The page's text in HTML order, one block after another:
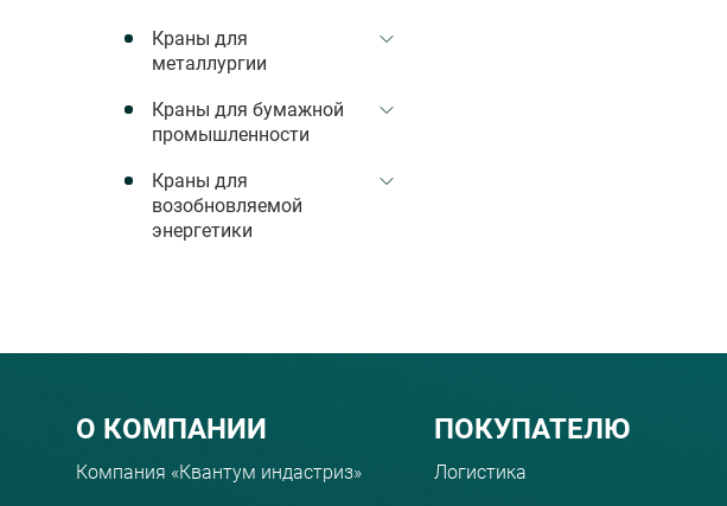
Краны для
металлургии
Краны для бумажной
промышленности
Краны для
возобновляемой
энергетики
Menu footer
О КОМПАНИИ
Компания «Квантум индастриз»
ПОКУПАТЕЛЮ
Логистика